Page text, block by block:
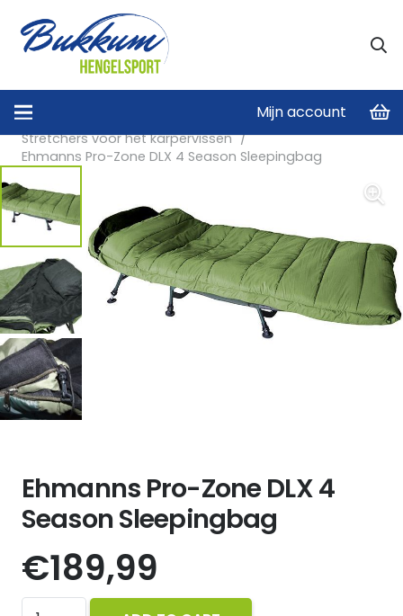
Mijn account
Home
Stretchers voor het karpervissen /
Ehmanns Pro-Zone DLX 4 Season Sleepingbag
Ehmanns Pro-Zone DLX 4
Season Sleepingbag
€189,99
Ehmanns